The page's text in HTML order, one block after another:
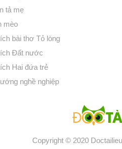
tả mẹ
mèo
bài thơ Tỏ lòng
Đất nước
Hai đứa trẻ
nghề nghiệp
Copyright © 2020